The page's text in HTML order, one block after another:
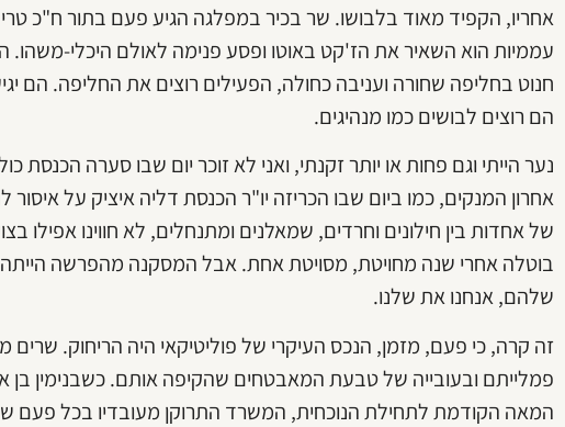
אחריו, הקפיד מאוד בלבושו. שר בכיר במפלגה הגיע פעם בתור ח"כ
עממיות הוא השאיר את הז'קט באוטו ופסע פנימה לאולם היכלי-משהו.
חנוט בחליפה שחורה ועניבה כחולה, הפעילים רוצים את החליפה. הם
הם רוצים לבושים כמו מנהיגים.
נער הייתי וגם פחות או יותר זקנתי, ואני לא זוכר יום שבו סערה
אחרון המנקים, כמו ביום שבו הכריזה יו"ר הכנסת דליה איציק על
של אחדות בין חילונים וחרדים, שמאלנים ומתנחלים, לא חווינו אפילו
בוטלה אחרי שנה מחויטת, מסויטת אחת. אבל המסקנה מהפרשה
שלהם, אנחנו את שלנו.
זה קרה, כי פעם, מזמן, הנכס העיקרי של פוליטיקאי היה הריחוק.
פמלייתם ובעובייה של טבעת המאבטחים שהקיפה אותם. כשבנימין בן
המאה הקודמת לתחילת הנוכחית, המשרד התרוקן מעובדיו בכל פעם